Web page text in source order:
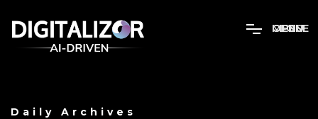
MENU
OPEN
CLOSE
Daily Archives